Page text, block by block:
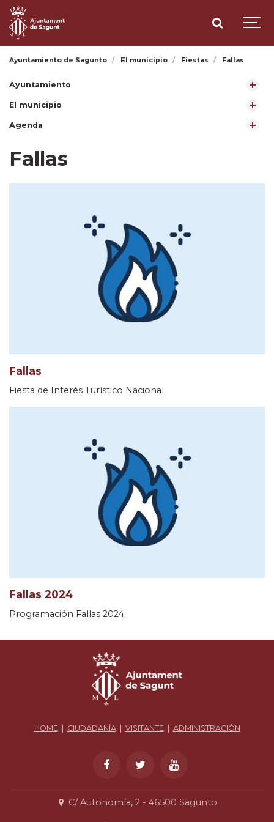
Ayuntamiento de Sagunto El municipio Fiestas Fallas
Ayuntamiento
El municipio
Agenda
Fallas
Fallas
Fiesta de Interés Turístico Nacional
Fallas 2024
Programación Fallas 2024
HOME| CIUDADANÍA| VISITANTE| ADMINISTRACIÓN
C/ Autonomía, 2 - 46500 Sagunto